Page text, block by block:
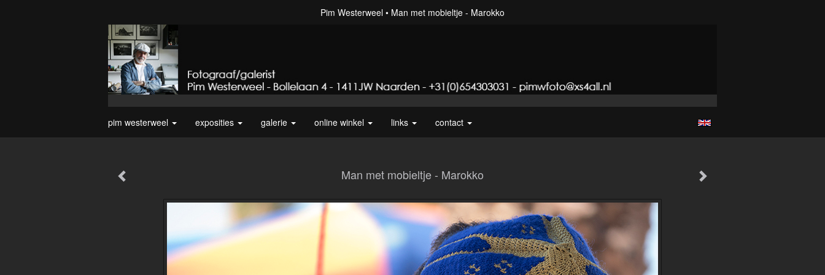
Pim Westerweel Man met mobieltje - Marokko
pim westerweel exposities galerie online winkel links contact
Man met mobieltje - Marokko